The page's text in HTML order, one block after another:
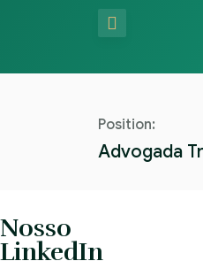
Position:
Advogada
Nosso
LinkedIn